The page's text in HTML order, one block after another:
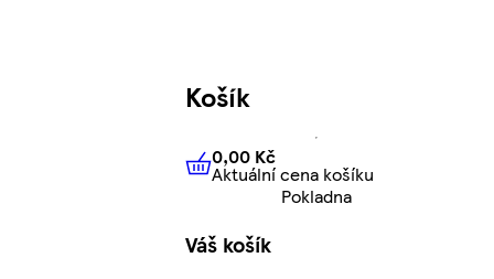
Košík
0,00 KčAktuální cena košíku
0,00 Kč
Aktuální cena košíku
Pokladna
Váš košík